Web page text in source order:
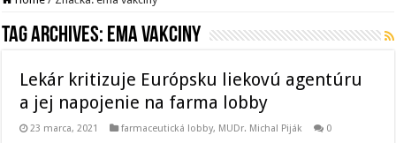
Tag Archives: ema vakciny
Lekár kritizuje Európsku liekovú agentúru
a jej napojenie na farma lobby
23 marca, 2021 farmaceutická lobby, MUDr. Michal Piják 0